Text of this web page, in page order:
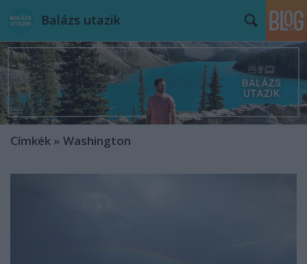
Balázs utazik
Címkék » Washington